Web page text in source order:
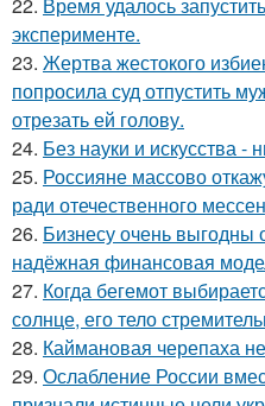
22. Время удалось
эксперименте.
23. Жертва жестокого
попросила суд отпустить
отрезать ей голову.
24. Без науки и искусства -
25. Россияне массово
ради отечественного
26. Бизнесу очень выгодны
надёжная финансовая
27. Когда бегемот
солнце, его тело
28. Каймановая черепаха
29. Ослабление России